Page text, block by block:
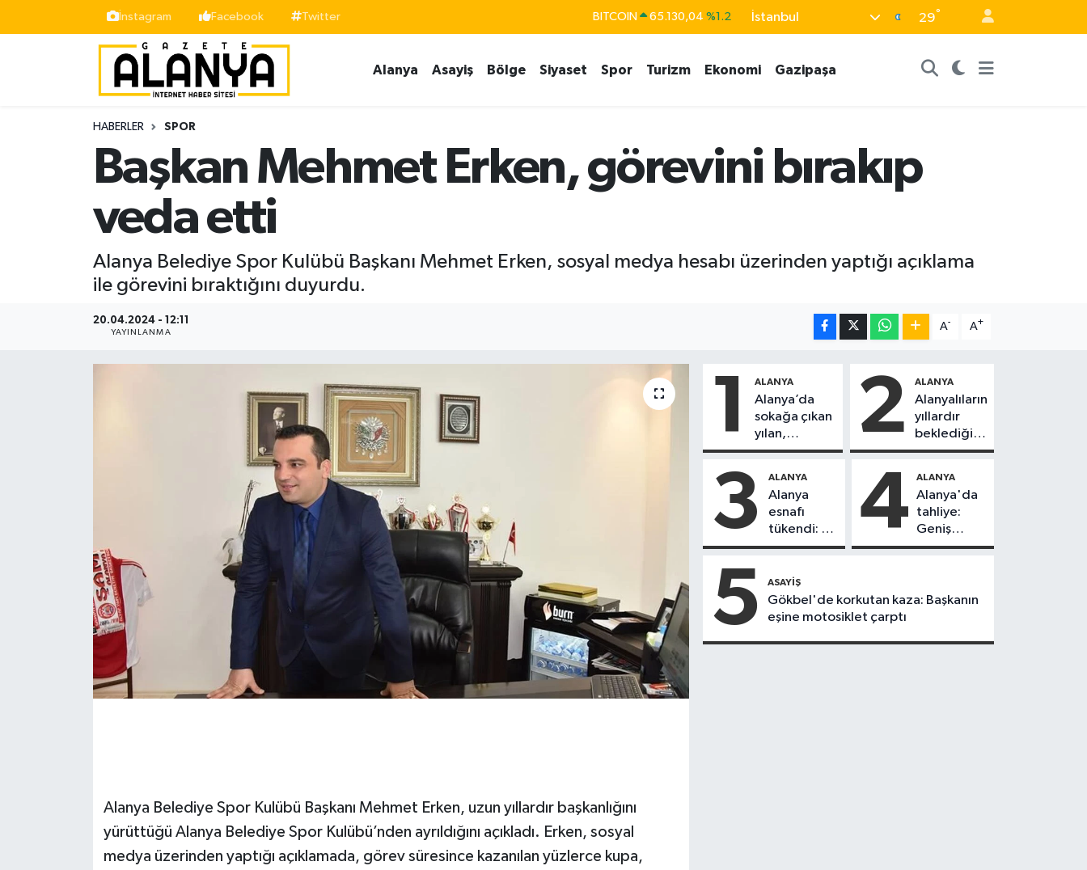
İnstagram Facebook Twitter BITCOIN 65.130,04 %1.2
EURO 55,2510 %0.32
BİST100 13.773 %-19
İstanbul 29°
Alanya Asayiş Bölge Siyaset Spor Turizm Ekonomi Gazipaşa
HABERLER SPOR
Başkan Mehmet Erken, görevini bırakıp
veda etti
Alanya Belediye Spor Kulübü Başkanı Mehmet Erken, sosyal medya hesabı üzerinden yaptığı açıklama
ile görevini bıraktığını duyurdu.
20.04.2024 - 12:11
YAYINLANMA
A- A+
Alanya Belediye Spor Kulübü Başkanı Mehmet Erken, uzun yıllardır başkanlığını
yürüttüğü Alanya Belediye Spor Kulübü’nden ayrıldığını açıkladı. Erken, sosyal
medya üzerinden yaptığı açıklamada, görev süresince kazanılan yüzlerce kupa,
1 ALANYA
Alanya’da
sokağa çıkan
yılan,
vatandaşı
2 ALANYA
Alanyalıların
yıllardır
beklediği
yol askıdan
3 ALANYA
Alanya
esnafı
tükendi: 1
ayda 150
kapandı
4 ALANYA
Alanya'da
tahliye:
Geniş
güvenlik
5 ASAYIŞ
Gökbel'de korkutan kaza: Başkanın
eşine motosiklet çarptı
İstanbul Nöbetçi Eczaneler
İstanbul Hava Durumu
Süper Lig Puan Durumu ve Fikstür
Tüm Manşetler
Son Dakika Haberleri